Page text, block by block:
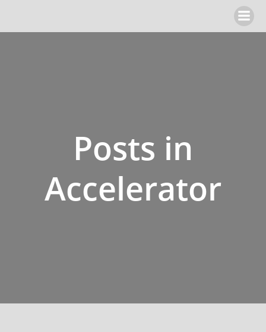
springen
Posts in
Accelerator